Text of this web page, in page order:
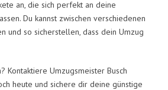
an, die sich perfekt an deine
Du kannst zwischen verschiedenen
und so sicherstellen, dass dein Umzug
Kontaktiere Umzugsmeister Busch
heute und sichere dir deine günstige